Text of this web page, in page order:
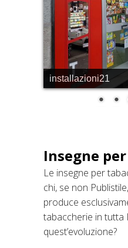
installazioni06
Insegne
Le insegne per
chi, se non
produce
tabaccherie in tutta
quest’evoluzione?